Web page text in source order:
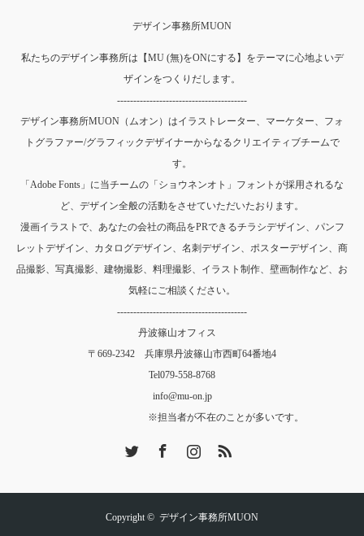
デザイン事務所MUON
私たちのデザイン事務所は【MU (無)をONにする】をテーマに心地よいデ
ザインをつくりだします。
----------------------------------------
デザイン事務所MUON（ムオン）はイラストレーター、マーケター、フォ
トグラファー/グラフィックデザイナーからなるクリエイティブチームで
す。
「Adobe Fonts」に当チームの「ショウネンオト」フォントが採用されるな
ど、デザイン全般の活動をさせていただいたおります。
漫画イラストで、あなたの会社の商品をPRできるチラシデザイン、パンフ
レットデザイン、カタログデザイン、名刺デザイン、ポスターデザイン、商
品撮影、写真撮影、建物撮影、料理撮影、イラスト制作、壁画制作など、お
気軽にご相談ください。
----------------------------------------
丹波篠山オフィス
〒669-2342 兵庫県丹波篠山市西町64番地4
Tel079-558-8768
info@mu-on.jp
※担当者が不在のことが多いです。
Copyright © デザイン事務所MUON